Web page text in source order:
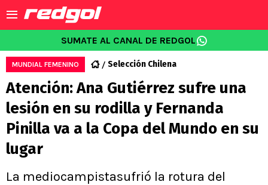
SUMATE AL CANAL DE REDGOL
MUNDIAL FEMENINO Selección Chilena
Atención: Ana Gutiérrez sufre una
lesión en su rodilla y Fernanda
Pinilla va a la Copa del Mundo en su
lugar
La mediocampistasufrió la rotura del